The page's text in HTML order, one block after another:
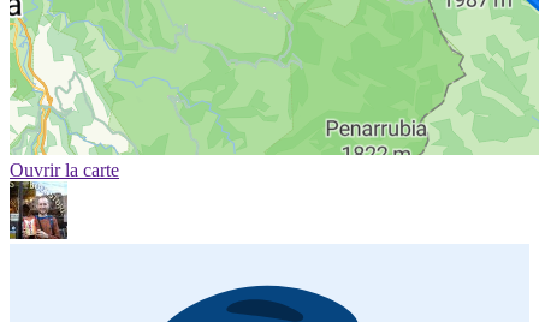
Ouvrir la carte